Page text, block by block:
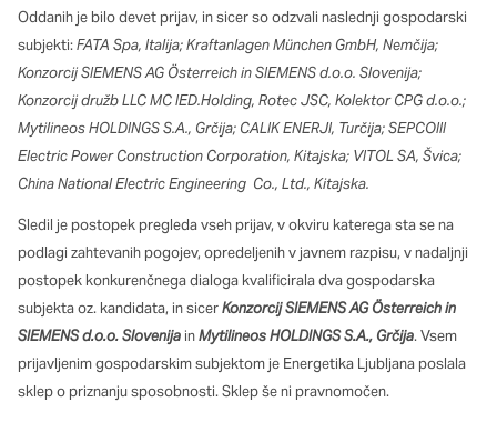
Oddanih je bilo devet prijav, in sicer so odzvali naslednji gospodarski
subjekti:FATA Spa, Italija; Kraftanlagen München GmbH, Nemčija;
Konzorcij SIEMENS AG Österreich in SIEMENS d.o.o. Slovenija;
Konzorcij družb LLC MC IED.Holding, Rotec JSC, Kolektor CPG d.o.o.;
Mytilineos HOLDINGS S.A., Grčija; CALIK ENERJI, Turčija; SEPCOIII
Electric Power Construction Corporation, Kitajska; VITOL SA, Švica;
China National Electric Engineering Co., Ltd., Kitajska.
Sledil je postopek pregleda vseh prijav, v okviru katerega sta se na
podlagi zahtevanih pogojev, opredeljenih v javnem razpisu, v nadaljnji
postopek konkurenčnega dialoga kvalificirala dva gospodarska
subjekta oz. kandidata, in sicerKonzorcij SIEMENS AG Österreich in
SIEMENS d.o.o. Slovenija inMytilineos HOLDINGS S.A., Grčija. Vsem
prijavljenim gospodarskim subjektom je Energetika Ljubljana poslala
sklep o priznanju sposobnosti. Sklep še ni pravnomočen.
mesta. Z njimi prepoznamo, katera mesta so najbolj in najmanj
priljubljena, in opazujemo, kako se obiskovalci pomikajo po
spletnem mestu. Podatki, ki jih piškotki zbirajo, so združeni in
anonimni. Če uporabo teh piškotkov zavrnete, ne bomo vedeli,
kdaj ste obiskali naše spletno mesto.
Piškotki za ciljno usmerjenost
Te piškotke nastavijo naši oglaševalski partnerji. Partnerska
oglaševalska podjetja jih lahko uporabljajo za izdelavo profila
vaših interesov, ki ga nato uporabijo za prikazovanje ustreznih
oglasov na drugih spletnih mestih. Pri delu uporabljajo
edinstveno prepoznavanje vašega brskalnika in naprave. Če
zavrnete uporabo teh piškotkov, ne boste deležni našega
ciljnega spletnega oglaševanja.